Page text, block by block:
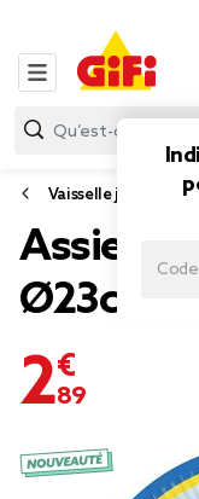
Vaisselle jetable et
Assiette
Ø23cm
2,89 €